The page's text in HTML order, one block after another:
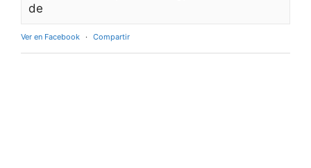
de
Ver en Facebook · Compartir